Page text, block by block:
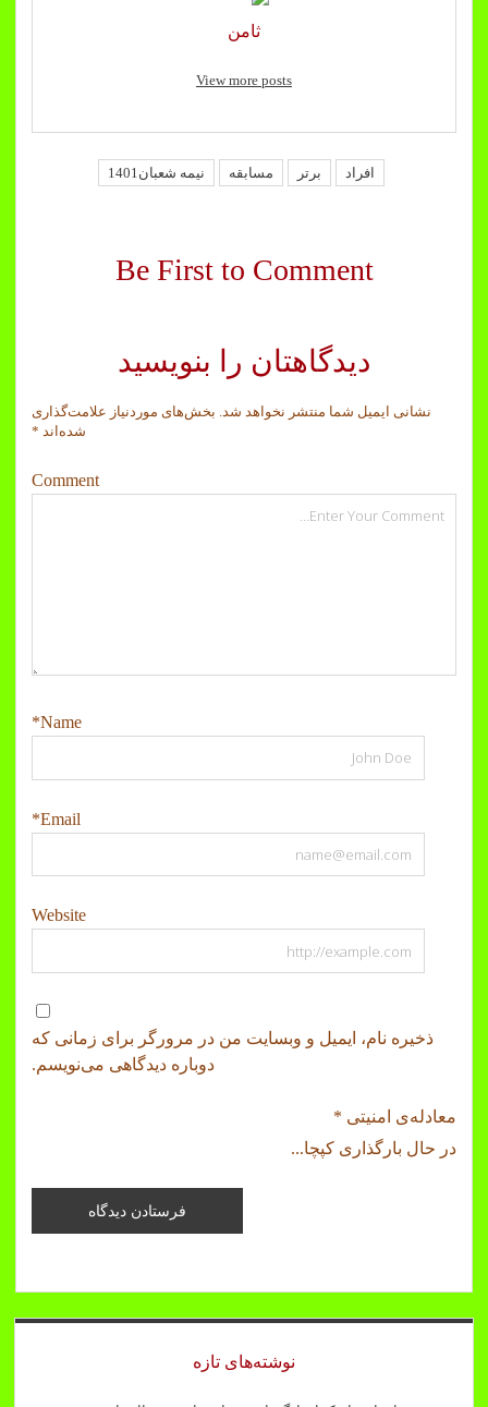
ثامن
View more posts
افراد برتر مسابقه نیمه شعبان1401
Be First to Comment
دیدگاهتان را بنویسید
نشانی ایمیل شما منتشر نخواهد شد. بخش‌های موردنیاز علامت‌گذاری
شده‌اند *
Comment
Name*
Email*
Website
ذخیره نام، ایمیل و وبسایت من در مرورگر برای زمانی که
دوباره دیدگاهی می‌نویسم.
معادله‌ی امنیتی *
در حال بارگذاری کپچا...
نوشته‌های تازه